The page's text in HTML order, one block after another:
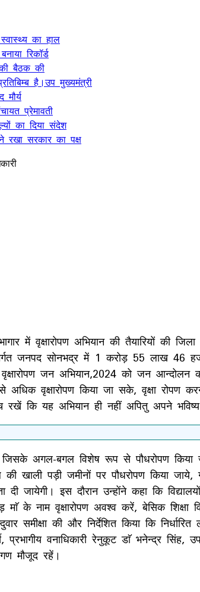
का हाल
रिकॉर्ड
बैठक की
है।उप मुख्यमंत्री
प्रेमावती
का दिया संदेश
रखा सरकार का पक्ष
में वृक्षारोपण अभियान की तैयारियों की
जनपद सोनभद्र में 1 करोड़ 55 लाख 46
जन अभियान,2024 को जन
वृक्षारोपण किया जा सके, वृक्षा रोपण
कि यह अभियान ही नहीं अपितु अपने
जिसके अगल-बगल विशेष रूप से पौधरोपण
खाली पड़ी जमीनों पर पौधरोपण किया
जायेगी। इस दौरान उन्होंने कहा कि
वृक्षारोपण अवश्व करें, बेसिक शिक्षा
समीक्षा की और निर्देशित किया कि
प्रभागीय वनाधिकारी रेनुकूट डाॅ भनेन्द्र सिंह,
मौजूद रहें।